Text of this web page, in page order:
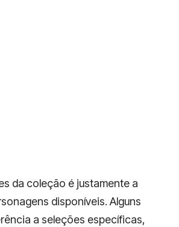
da coleção é justamente a
disponíveis. Alguns
a seleções específicas,